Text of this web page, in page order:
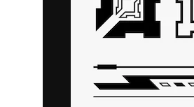
Copyright ©